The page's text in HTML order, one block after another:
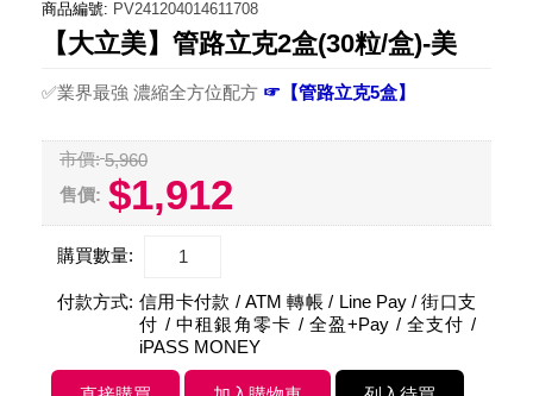
商品編號: PV241204014611708
【大立美】管路立克2盒(30粒/盒)-美
✅業界最強 濃縮全方位配方 ☞【管路立克5盒】
市價: 5,960
售價: $1,912
購買數量:
付款方式: 信用卡付款 / ATM 轉帳 / Line Pay / 街口支
付 / 中租銀角零卡 / 全盈+Pay / 全支付 /
iPASS MONEY